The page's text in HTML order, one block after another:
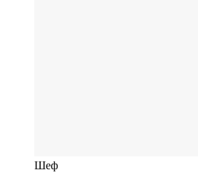
Шеф